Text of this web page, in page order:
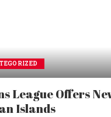
League Offers
Islands